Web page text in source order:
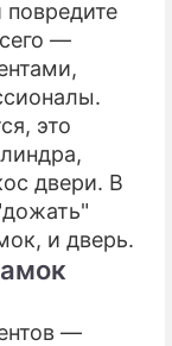
повредите
—
это
двери. В
и дверь.
—